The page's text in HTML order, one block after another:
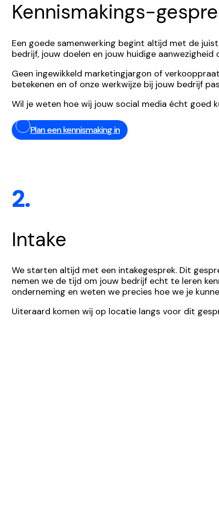
Kennismakings-
Een goede samenwerking begint altijd met de
bedrijf, jouw doelen en jouw huidige
Geen ingewikkeld marketingjargon of
betekenen en of onze werkwijze bij jouw bedrijf
Wil je weten hoe wij jouw social media écht goed
Plan een kennismaking in
2.
Intake
We starten altijd met een intakegesprek. Dit
nemen we de tijd om jouw bedrijf echt te leren
onderneming en weten we precies hoe we je
Uiteraard komen wij op locatie langs voor dit